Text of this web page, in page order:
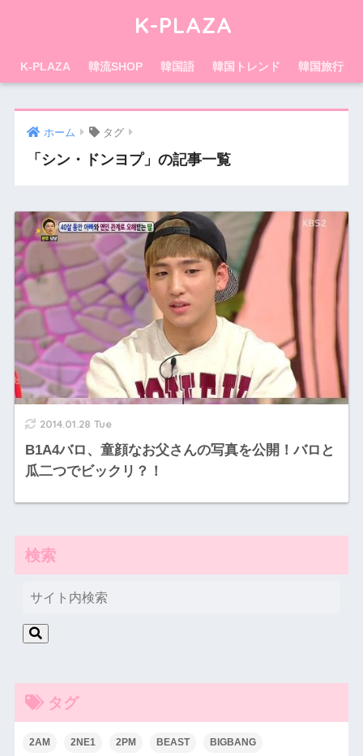
K-PLAZA
K-PLAZA 韓流SHOP 韓国語 韓国トレンド 韓国旅行
ホーム タグ
「シン・ドンヨプ」の記事一覧
2014.01.28 Tue
B1A4バロ、童顔なお父さんの写真を公開！バロと
瓜二つでビックリ？！
検索
タグ
2AM 2NE1 2PM BEAST BIGBANG